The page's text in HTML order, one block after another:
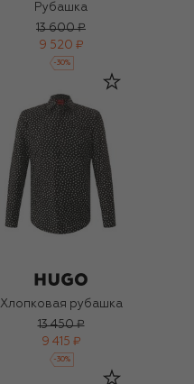
Рубашка
13 600 ₽
9 520 ₽
-30%
Хлопковая рубашка
13 450 ₽
9 415 ₽
-30%